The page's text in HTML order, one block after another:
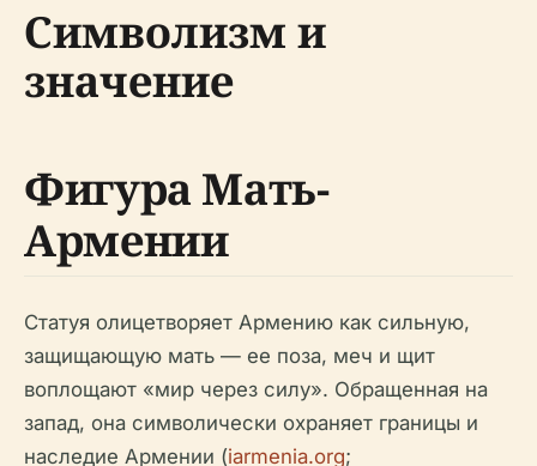
Символизм и
значение
Фигура Мать-
Армении
Статуя олицетворяет Армению как сильную,
защищающую мать — ее поза, меч и щит
воплощают «мир через силу». Обращенная на
запад, она символически охраняет границы и
наследие Армении (iarmenia.org;